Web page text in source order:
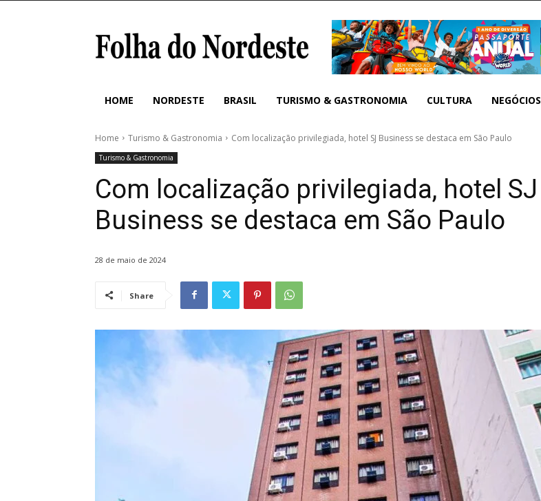
HOME NORDESTE BRASIL TURISMO & GASTRONOMIA CULTURA NEGÓCIOS
Home Turismo & Gastronomia Com localização privilegiada, hotel SJ Business se destaca em São Paulo
Turismo & Gastronomia
Com localização privilegiada, hotel SJ
Business se destaca em São Paulo
28 de maio de 2024
Share